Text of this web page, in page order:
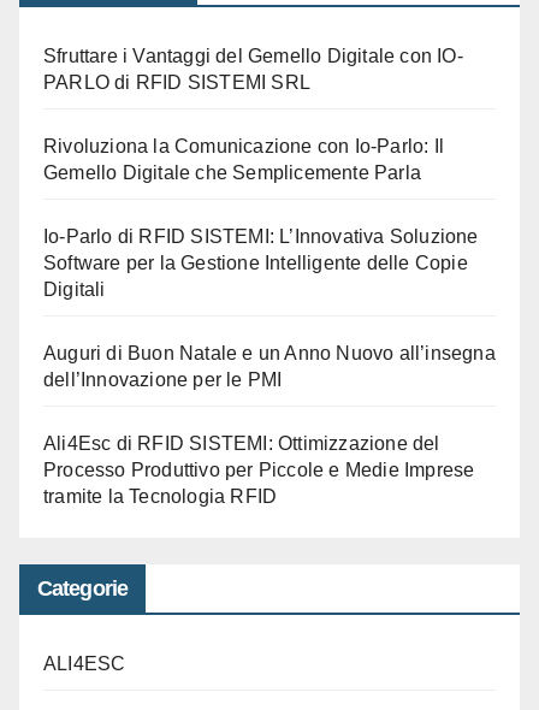
Sfruttare i Vantaggi del Gemello Digitale con IO-
PARLO di RFID SISTEMI SRL
Rivoluziona la Comunicazione con Io-Parlo: Il
Gemello Digitale che Semplicemente Parla
Io-Parlo di RFID SISTEMI: L’Innovativa Soluzione
Software per la Gestione Intelligente delle Copie
Digitali
Auguri di Buon Natale e un Anno Nuovo all’insegna
dell’Innovazione per le PMI
Ali4Esc di RFID SISTEMI: Ottimizzazione del
Processo Produttivo per Piccole e Medie Imprese
tramite la Tecnologia RFID
Categorie
ALI4ESC